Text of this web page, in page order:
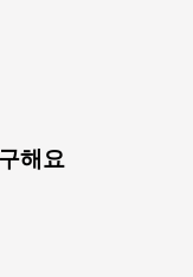
해요